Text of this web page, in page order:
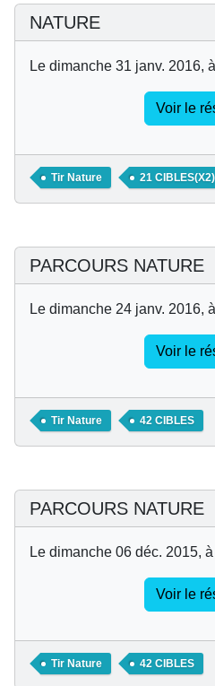
NATURE
Le dimanche 31 janv. 2016,
Voir le
Tir Nature 21 CIBLES(X2)
PARCOURS NATURE
Le dimanche 24 janv. 2016,
Voir le
Tir Nature 42 CIBLES
PARCOURS NATURE
Le dimanche 06 déc. 2015,
Voir le
Tir Nature 42 CIBLES